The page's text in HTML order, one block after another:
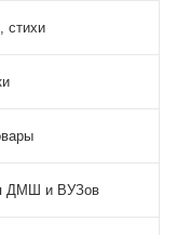
стихи
ДМШ и ВУЗов